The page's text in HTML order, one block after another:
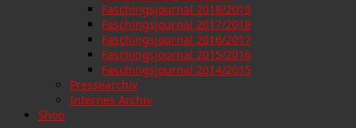
Faschingsjournal 2018/2019
Faschingsjournal 2017/2018
Faschingsjournal 2016/2017
Faschingsjournal 2015/2016
Faschingsjournal 2014/2015
Pressearchiv
Internes Archiv
Shop